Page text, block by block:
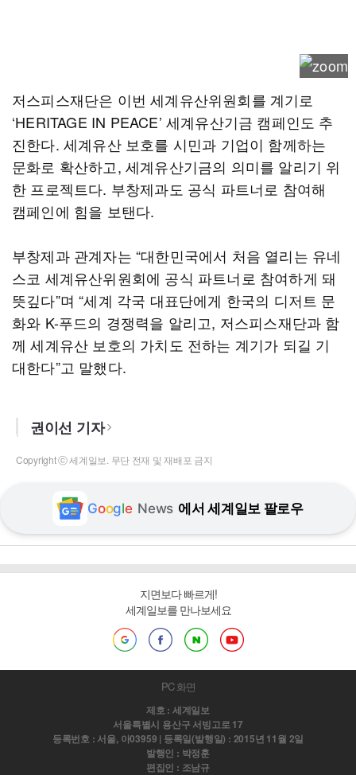
저스피스재단은 이번 세계유산위원회를 계기로
‘HERITAGE IN PEACE’ 세계유산기금 캠페인도 추
진한다. 세계유산 보호를 시민과 기업이 함께하는
문화로 확산하고, 세계유산기금의 의미를 알리기 위
한 프로젝트다. 부창제과도 공식 파트너로 참여해
캠페인에 힘을 보탠다.
부창제과 관계자는 “대한민국에서 처음 열리는 유네
스코 세계유산위원회에 공식 파트너로 참여하게 돼
뜻깊다”며 “세계 각국 대표단에게 한국의 디저트 문
화와 K-푸드의 경쟁력을 알리고, 저스피스재단과 함
께 세계유산 보호의 가치도 전하는 계기가 되길 기
대한다”고 말했다.
권이선 기자
Copyright ⓒ 세계일보. 무단 전재 및 재배포 금지
Google News 에서 세계일보 팔로우
지면보다 빠르게!
세계일보를 만나보세요
PC 화면
제호 : 세계일보
서울특별시 용산구 서빙고로 17
등록번호 : 서울, 아03959 | 등록일(발행일) : 2015년 11월 2일
발행인 : 박정훈
편집인 : 조남규